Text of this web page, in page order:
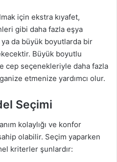
için ekstra kıyafet,
gibi daha fazla eşya
da büyük boyutlarda bir
Büyük boyutlu
cep seçenekleriyle daha fazla
etmenize yardımcı olur.
Seçimi
kolaylığı ve konfor
olabilir. Seçim yaparken
kriterler şunlardır: